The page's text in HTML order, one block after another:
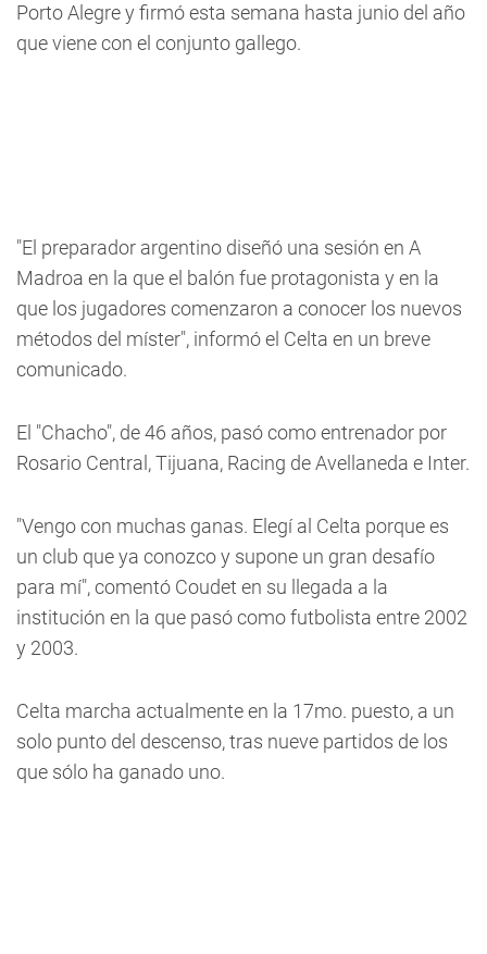
Porto Alegre y firmó esta semana hasta junio del año
que viene con el conjunto gallego.
"El preparador argentino diseñó una sesión en A
Madroa en la que el balón fue protagonista y en la
que los jugadores comenzaron a conocer los nuevos
métodos del míster", informó el Celta en un breve
comunicado.
El "Chacho", de 46 años, pasó como entrenador por
Rosario Central, Tijuana, Racing de Avellaneda e Inter.
"Vengo con muchas ganas. Elegí al Celta porque es
un club que ya conozco y supone un gran desafío
para mí", comentó Coudet en su llegada a la
institución en la que pasó como futbolista entre 2002
y 2003.
Celta marcha actualmente en la 17mo. puesto, a un
solo punto del descenso, tras nueve partidos de los
que sólo ha ganado uno.